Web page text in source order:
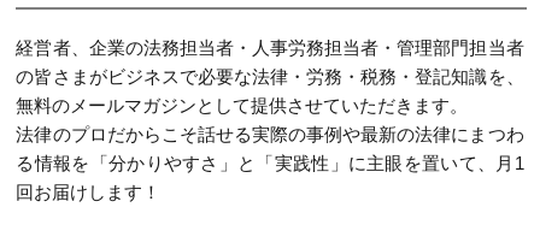
経営者、企業の法務担当者・人事労務担当者・管理部門担当者
の皆さまがビジネスで必要な法律・労務・税務・登記知識を、
無料のメールマガジンとして提供させていただきます。
法律のプロだからこそ話せる実際の事例や最新の法律にまつわ
る情報を「分かりやすさ」と「実践性」に主眼を置いて、月1
回お届けします！